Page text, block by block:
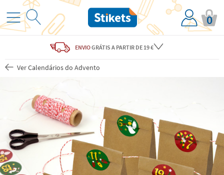
0
ENVIOGRÁTIS A PARTIR DE 19 €
Ver Calendários do Advento